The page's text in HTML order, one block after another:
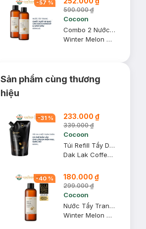
-57 %
590.000 ₫
Cocoon
Combo 2 Nước Tẩy Trang Bí Đao Cocoon Làm Sạch & Giảm Dầu 500ml
Winter Melon Micellar Water
Sản phẩm cùng thương
hiệu
-31 % 233.000 ₫
339.000 ₫
Cocoon
Túi Refill Tẩy Da Chết Toàn Thân Cocoon Sạch Da 600ml
Dak Lak Coffee Body Polish
-40 % 180.000 ₫
299.000 ₫
Cocoon
Nước Tẩy Trang Bí Đao Cocoon Làm Sạch & Giảm Dầu 500ml
Winter Melon Micellar Water